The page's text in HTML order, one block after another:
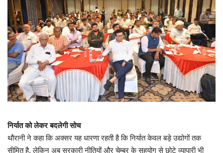
निर्यात को लेकर बदलेगी सोच
थौरानी ने कहा कि अक्सर यह धारणा रहती है कि निर्यात केवल बड़े उद्योगों तक
सीमित है, लेकिन अब सरकारी नीतियों और चेम्बर के सहयोग से छोटे व्यापारी भी